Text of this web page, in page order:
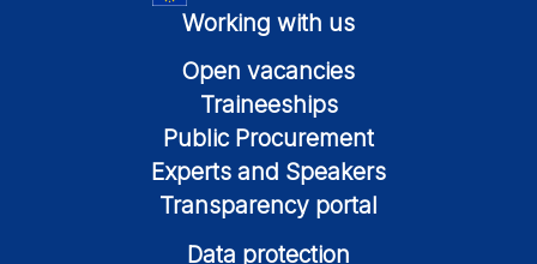
Working with us
Open vacancies
Traineeships
Public Procurement
Experts and Speakers
Transparency portal
Data protection